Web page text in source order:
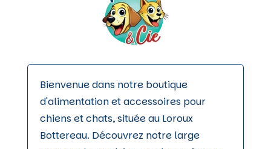
la
page
du
Bienvenue dans notre boutique
d'alimentation et accessoires pour
chiens et chats, située au Loroux
Bottereau. Découvrez notre large